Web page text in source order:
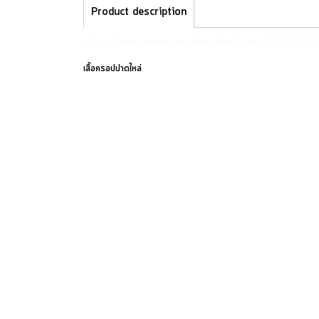
Product description
เสื้อครอปปาดไหล่